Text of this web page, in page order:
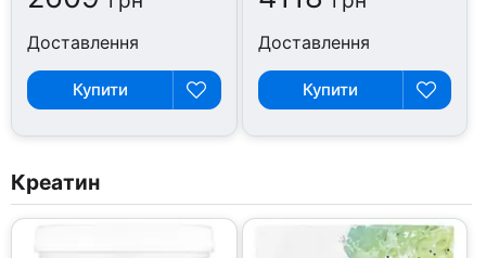
Доставлення
Купити
Доставлення
Купити
Креатин